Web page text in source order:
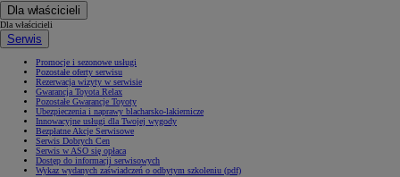
Dla właścicieli
Dla właścicieli
Serwis
Promocje i sezonowe usługi
Pozostałe oferty serwisu
Rezerwacja wizyty w serwisie
Gwarancja Toyota Relax
Pozostałe Gwarancje Toyoty
Ubezpieczenia i naprawy blacharsko-lakiernicze
Innowacyjne usługi dla Twojej wygody
Bezpłatne Akcje Serwisowe
Serwis Dobrych Cen
Serwis w ASO się opłaca
Dostęp do informacji serwisowych
Wykaz wydanych zaświadczeń o odbytym szkoleniu (pdf)